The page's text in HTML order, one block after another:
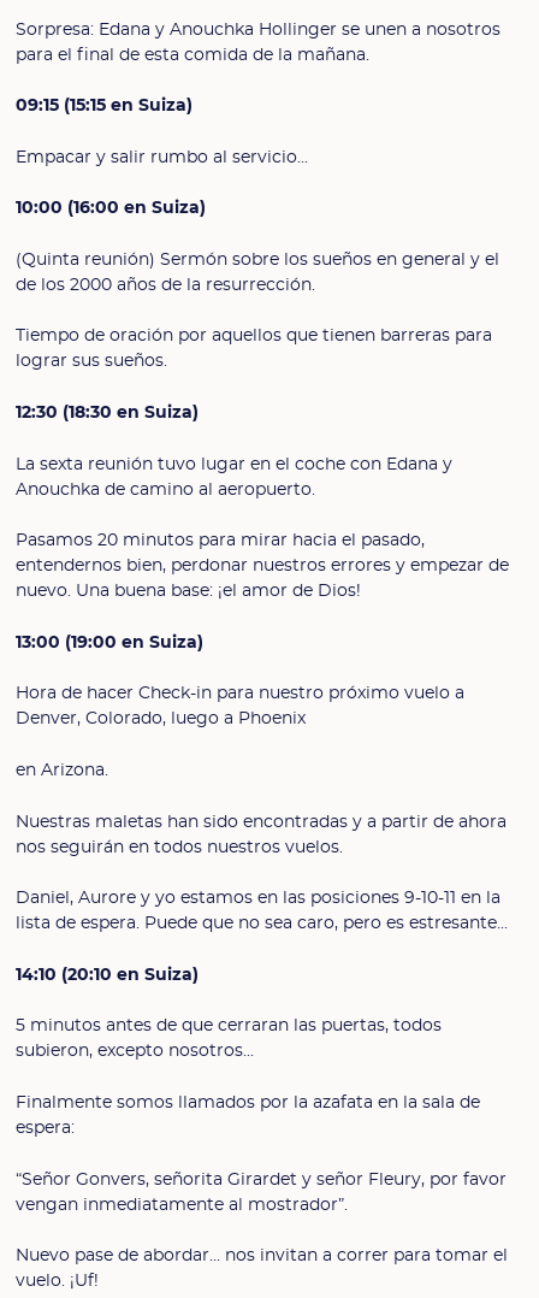
Sorpresa: Edana y Anouchka Hollinger se unen a nosotros
para el final de esta comida de la mañana.
09:15 (15:15 en Suiza)
Empacar y salir rumbo al servicio...
10:00 (16:00 en Suiza)
(Quinta reunión) Sermón sobre los sueños en general y el
de los 2000 años de la resurrección.
Tiempo de oración por aquellos que tienen barreras para
lograr sus sueños.
12:30 (18:30 en Suiza)
La sexta reunión tuvo lugar en el coche con Edana y
Anouchka de camino al aeropuerto.
Pasamos 20 minutos para mirar hacia el pasado,
entendernos bien, perdonar nuestros errores y empezar de
nuevo. Una buena base: ¡el amor de Dios!
13:00 (19:00 en Suiza)
Hora de hacer Check-in para nuestro próximo vuelo a
Denver, Colorado, luego a Phoenix
en Arizona.
Nuestras maletas han sido encontradas y a partir de ahora
nos seguirán en todos nuestros vuelos.
Daniel, Aurore y yo estamos en las posiciones 9-10-11 en la
lista de espera. Puede que no sea caro, pero es estresante...
14:10 (20:10 en Suiza)
5 minutos antes de que cerraran las puertas, todos
subieron, excepto nosotros...
Finalmente somos llamados por la azafata en la sala de
espera:
“Señor Gonvers, señorita Girardet y señor Fleury, por favor
vengan inmediatamente al mostrador”.
Nuevo pase de abordar… nos invitan a correr para tomar el
vuelo. ¡Uf!